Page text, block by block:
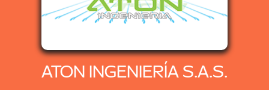
ATON INGENIERÍA S.A.S.